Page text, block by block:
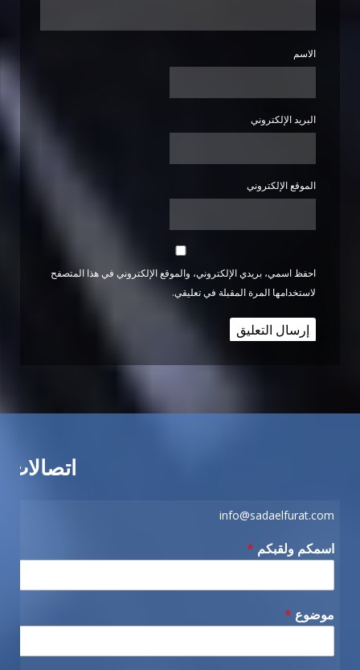
الاسم
البريد الإلكتروني
الموقع الإلكتروني
احفظ اسمي، بريدي الإلكتروني، والموقع الإلكتروني في هذا المتصفح
لاستخدامها المرة المقبلة في تعليقي.
اتصالات
info@sadaelfurat.com
اسمكم ولقبكم *
موضوع *